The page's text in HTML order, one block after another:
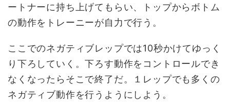
ートナーに持ち上げてもらい、トップからボトム
の動作をトレーニーが自力で行う。
ここでのネガティブレップでは10秒かけてゆっく
り下ろしていく。下ろす動作をコントロールでき
なくなったらそこで終了だ。１レップでも多くの
ネガティブ動作を行うようにしよう。